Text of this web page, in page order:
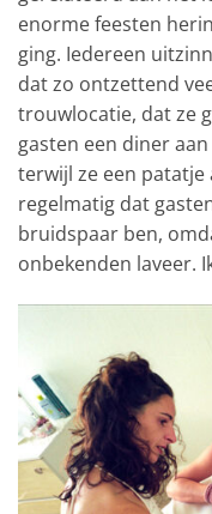
enorme feesten
ging. Iedereen
dat zo ontzettend
trouwlocatie, dat ze
gasten een diner
terwijl ze een
regelmatig dat
bruidspaar ben,
onbekenden laveer.